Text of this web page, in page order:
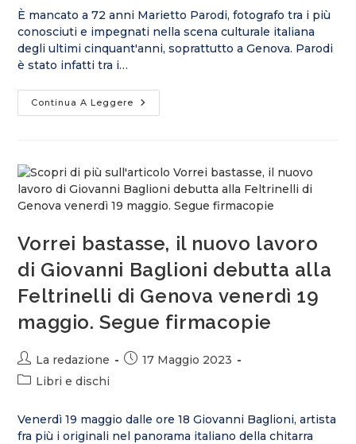
È mancato a 72 anni Marietto Parodi, fotografo tra i più
conosciuti e impegnati nella scena culturale italiana
degli ultimi cinquant'anni, soprattutto a Genova. Parodi
è stato infatti tra i…
Continua A Leggere
Vorrei bastasse, il nuovo lavoro
di Giovanni Baglioni debutta alla
Feltrinelli di Genova venerdì 19
maggio. Segue firmacopie
La redazione
17 Maggio 2023
Libri e dischi
Venerdì 19 maggio dalle ore 18 Giovanni Baglioni, artista
fra più i originali nel panorama italiano della chitarra